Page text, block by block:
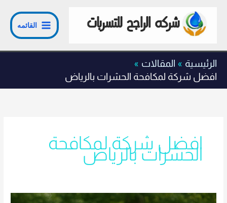
المحتوى
القائمه
الرئيسية
المقالات
افضل شركة لمكافحة الحشرات بالرياض
افضل شركة لمكافحة
الحشرات بالرياض
شركة